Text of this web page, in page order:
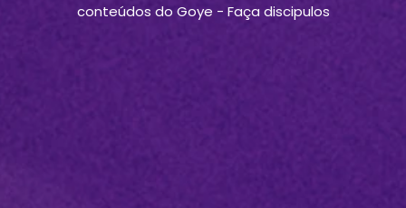
conteúdos do Goye - Faça discipulos